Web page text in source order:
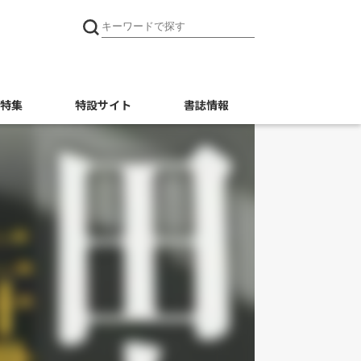
特集 特設サイト 書誌情報